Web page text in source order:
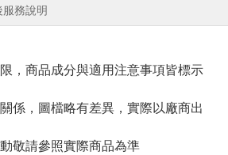
務說明
，商品成分與適用注意事項皆標示
係，圖檔略有差異，實際以廠商出
敬請參照實際商品為準